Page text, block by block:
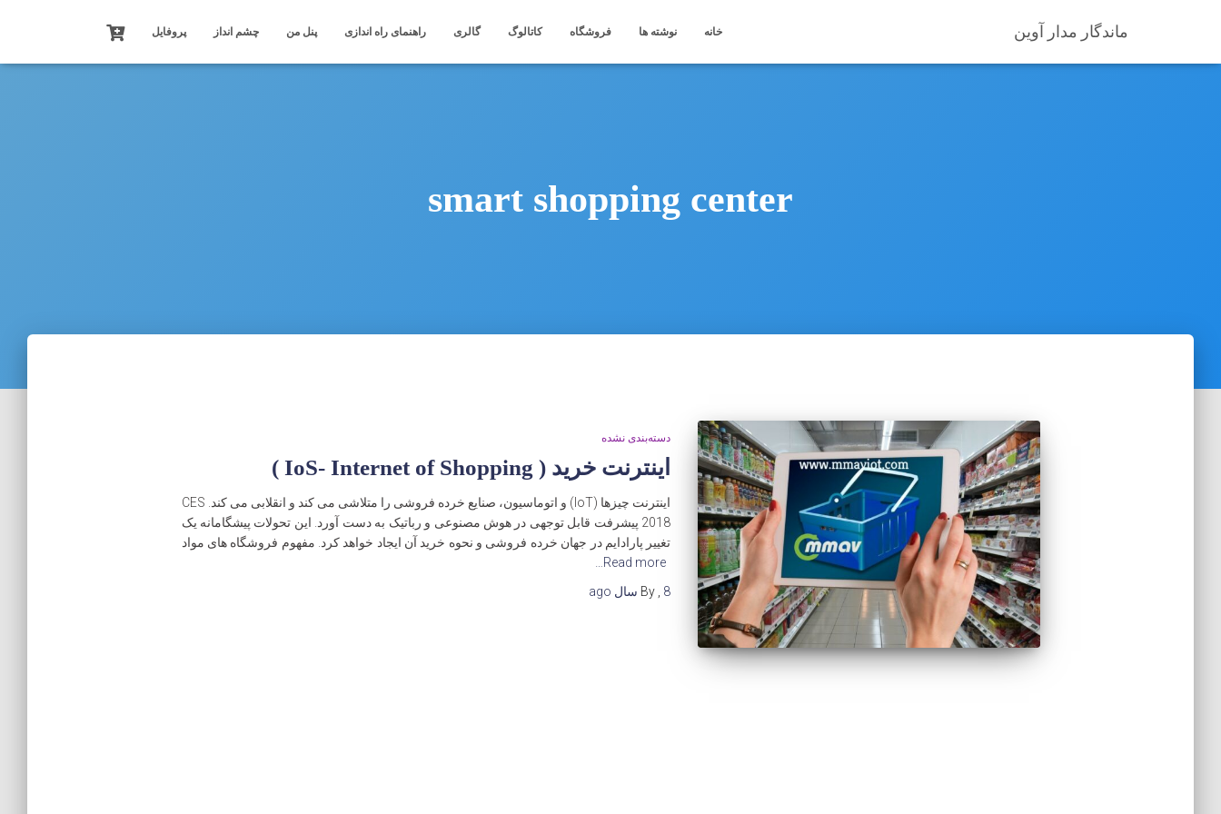
ماندگار مدار آوین خانه نوشته ها فروشگاه کاتالوگ گالری راهنمای راه اندازی پنل من چشم انداز پروفایل
smart shopping center
دسته‌بندی نشده
اینترنت خرید ( IoS- Internet of Shopping )
اینترنت چیزها (IoT) و اتوماسیون، صنایع خرده فروشی را متلاشی می کند و انقلابی می کند. CES
2018 پیشرفت قابل توجهی در هوش مصنوعی و رباتیک به دست آورد. این تحولات پیشگامانه یک
تغییر پارادایم در جهان خرده فروشی و نحوه خرید آن ایجاد خواهد کرد. مفهوم فروشگاه های مواد
Read more…
By
8 سال